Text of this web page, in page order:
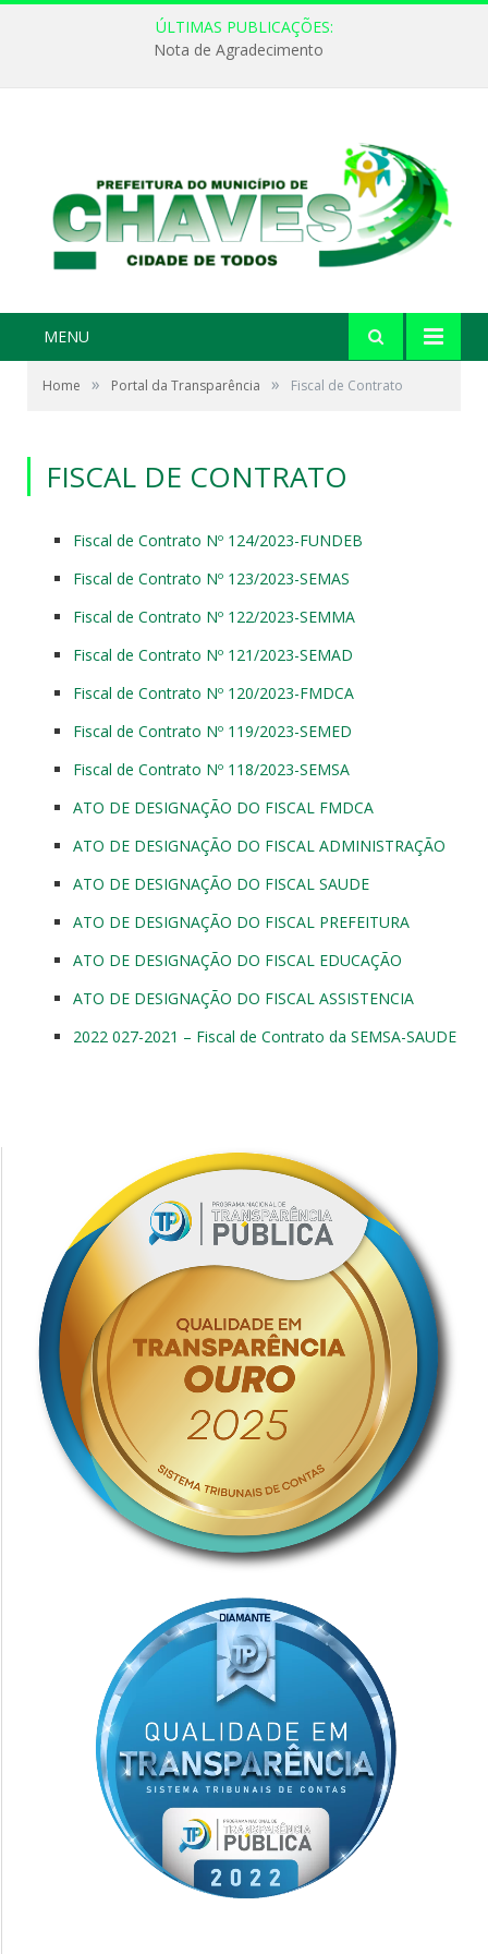
ÚLTIMAS PUBLICAÇÕES:
Nota de Agradecimento
MENU
Home » Portal da Transparência » Fiscal de Contrato
FISCAL DE CONTRATO
Fiscal de Contrato Nº 124/2023-FUNDEB
Fiscal de Contrato Nº 123/2023-SEMAS
Fiscal de Contrato Nº 122/2023-SEMMA
Fiscal de Contrato Nº 121/2023-SEMAD
Fiscal de Contrato Nº 120/2023-FMDCA
Fiscal de Contrato Nº 119/2023-SEMED
Fiscal de Contrato Nº 118/2023-SEMSA
ATO DE DESIGNAÇÃO DO FISCAL FMDCA
ATO DE DESIGNAÇÃO DO FISCAL ADMINISTRAÇÃO
ATO DE DESIGNAÇÃO DO FISCAL SAUDE
ATO DE DESIGNAÇÃO DO FISCAL PREFEITURA
ATO DE DESIGNAÇÃO DO FISCAL EDUCAÇÃO
ATO DE DESIGNAÇÃO DO FISCAL ASSISTENCIA
2022 027-2021 – Fiscal de Contrato da SEMSA-SAUDE